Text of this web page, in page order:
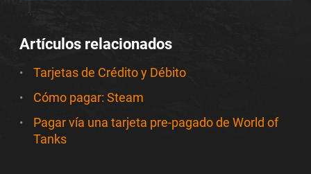
Artículos relacionados
Tarjetas de Crédito y Débito
Cómo pagar: Steam
Pagar vía una tarjeta pre-pagado de World of
Tanks